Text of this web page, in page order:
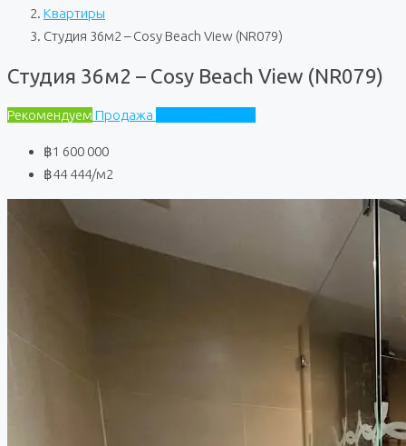
Квартиры
Студия 36м2 – Cosy Beach View (NR079)
Студия 36м2 – Cosy Beach View (NR079)
Рекомендуем Продажа
฿1 600 000
฿44 444/м2